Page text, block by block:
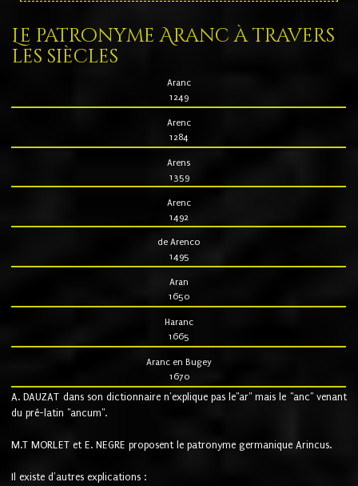
Le patronyme Aranc à travers
les siècles
Aranc
1249
Arenc
1284
Arens
1359
Arenc
1492
de Arenco
1495
Aran
1650
Haranc
1665
Aranc en Bugey
1670
A. DAUZAT dans son dictionnaire n'explique pas le"ar" mais le "anc" venant
du pré-latin "ancum".
M.T MORLET et E. NEGRE proposent le patronyme germanique Arincus.
Il existe d'autres explications :